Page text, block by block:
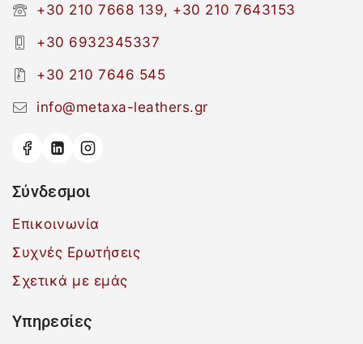
+30 210 7668 139, +30 210 7643153
+30 6932345337
+30 210 7646 545
info@metaxa-leathers.gr
Σύνδεσμοι
Επικοινωνία
Συχνές Ερωτήσεις
Σχετικά με εμάς
Υπηρεσίες